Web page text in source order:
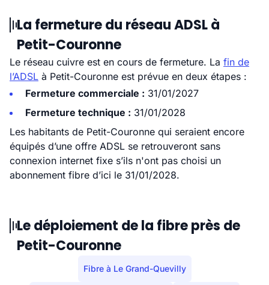
La fermeture du réseau ADSL à
Petit-Couronne
Le réseau cuivre est en cours de fermeture. La fin de
l’ADSL à Petit-Couronne est prévue en deux étapes :
Fermeture commerciale : 31/01/2027
Fermeture technique : 31/01/2028
Les habitants de Petit-Couronne qui seraient encore
équipés d’une offre ADSL se retrouveront sans
connexion internet fixe s’ils n'ont pas choisi un
abonnement fibre d’ici le 31/01/2028.
Le déploiement de la fibre près de
Petit-Couronne
Fibre à Le Grand-Quevilly